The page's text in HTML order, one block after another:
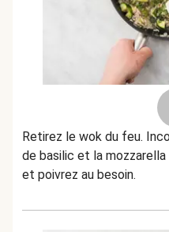
Retirez le wok du feu.
de basilic et la
et poivrez au besoin.